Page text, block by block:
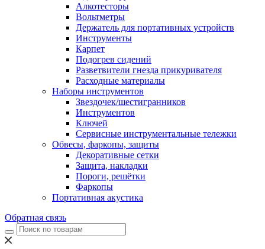
Алкотесторы
Вольтметры
Держатель для портативных устройств
Инструменты
Карпет
Подогрев сидений
Разветвители гнезда прикуривателя
Расходные материалы
Наборы инструментов
Звездочек/шестигранников
Инструментов
Ключей
Сервисные инструментальные тележки
Обвесы, фаркопы, защиты
Декоративные сетки
Защита, накладки
Пороги, решётки
Фаркопы
Портативная акустика
Обратная связь